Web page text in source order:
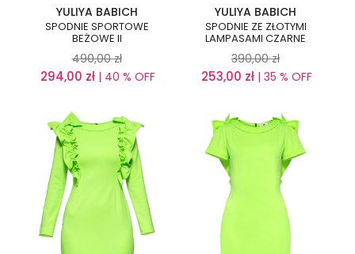
YULIYA BABICH
SPODNIE SPORTOWE
BEŻOWE II
490,00 zł
294,00 zł | 40 % OFF
YULIYA BABICH
SPODNIE ZE ZŁOTYMI
LAMPASAMI CZARNE
390,00 zł
253,00 zł | 35 % OFF